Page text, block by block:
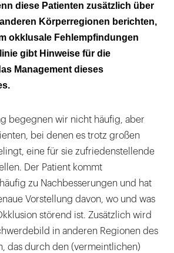
diese Patienten zusätzlich über
Körperregionen berichten,
okklusale Fehlempfindungen
gibt Hinweise für die
Management dieses
begegnen wir nicht häufig, aber
bei denen es trotz großen
eine für sie zufriedenstellende
Der Patient kommt
zu Nachbesserungen und hat
Vorstellung davon, wo und was
störend ist. Zusätzlich wird
in anderen Regionen des
das durch den (vermeintlichen)